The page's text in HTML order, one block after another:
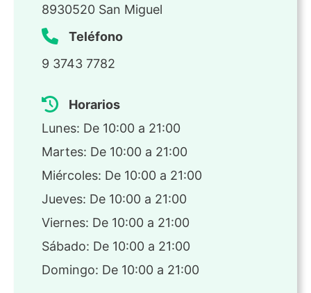
8930520 San Miguel
Teléfono
9 3743 7782
Horarios
Lunes: De 10:00 a 21:00
Martes: De 10:00 a 21:00
Miércoles: De 10:00 a 21:00
Jueves: De 10:00 a 21:00
Viernes: De 10:00 a 21:00
Sábado: De 10:00 a 21:00
Domingo: De 10:00 a 21:00